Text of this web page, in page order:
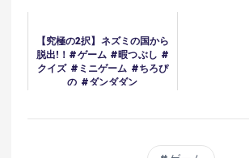
【究極の2択】ネズミの国から
脱出!！#ゲーム #暇つぶし #
クイズ #ミニゲーム #ちろぴ
の #ダンダダン